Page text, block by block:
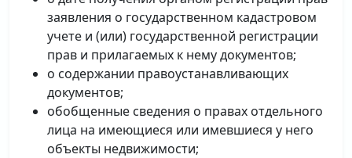
заявления о государственном кадастровом
учете и (или) государственной регистрации
прав и прилагаемых к нему документов;
о содержании правоустанавливающих
документов;
обобщенные сведения о правах отдельного
лица на имеющиеся или имевшиеся у него
объекты недвижимости;